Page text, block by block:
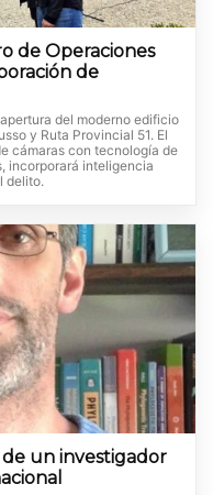
de Operaciones
de
del moderno edificio
y Ruta Provincial 51. El
cámaras con tecnología de
incorporará inteligencia
delito.
un investigador